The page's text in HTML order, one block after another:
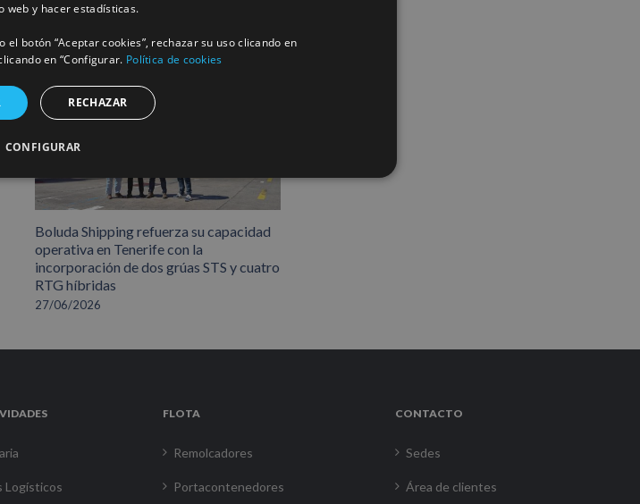
Boluda Shipping refuerza su capacidad
operativa en Tenerife con la
incorporación de dos grúas STS y cuatro
RTG híbridas
27/06/2026
Logísticos
FLOTA
Remolcadores
Portacontenedores
CONTACTO
Sedes
Área de clientes
web y hacer estadísticas.
botón “Aceptar cookies”, rechazar su uso clicando en
en “Configurar. Política de cookies
RECHAZAR
CONFIGURAR